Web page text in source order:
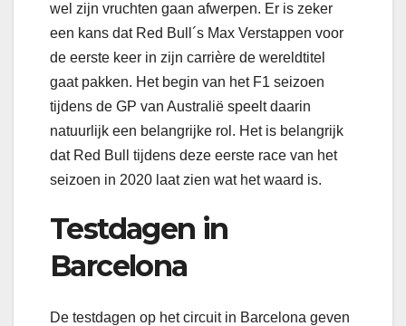
wel zijn vruchten gaan afwerpen. Er is zeker
een kans dat Red Bull´s Max Verstappen voor
de eerste keer in zijn carrière de wereldtitel
gaat pakken. Het begin van het F1 seizoen
tijdens de GP van Australië speelt daarin
natuurlijk een belangrijke rol. Het is belangrijk
dat Red Bull tijdens deze eerste race van het
seizoen in 2020 laat zien wat het waard is.
Testdagen in
Barcelona
De testdagen op het circuit in Barcelona geven